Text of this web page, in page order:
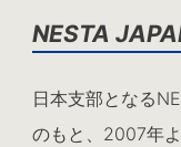
NESTA
日本支部となる
のもと、2007年